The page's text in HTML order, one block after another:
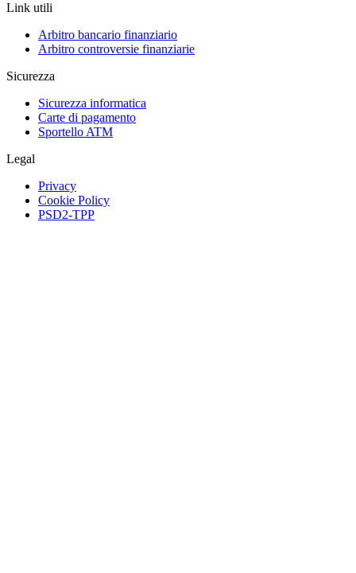
Link utili
Arbitro bancario finanziario
Arbitro controversie finanziarie
Sicurezza
Sicurezza informatica
Carte di pagamento
Sportello ATM
Legal
Privacy
Cookie Policy
PSD2-TPP